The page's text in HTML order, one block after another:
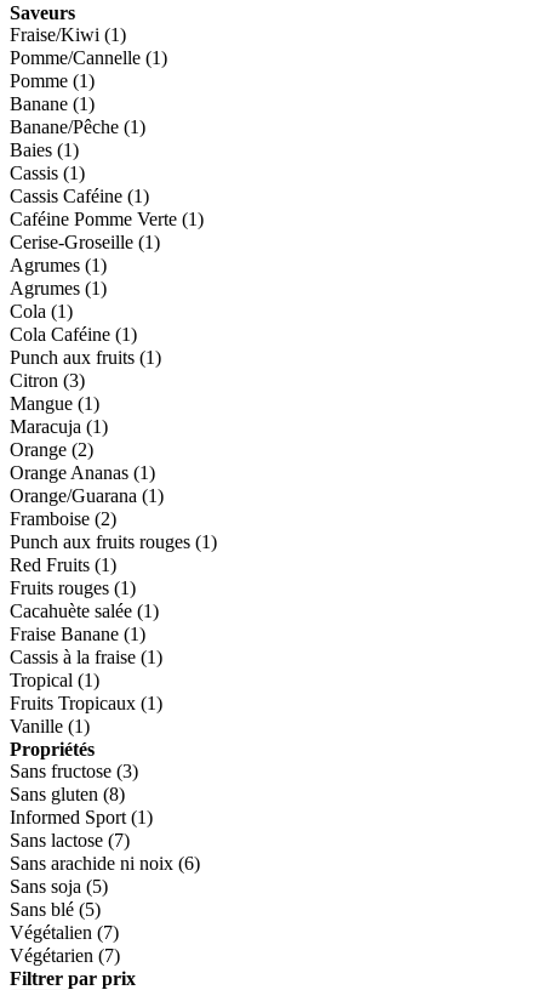
Saveurs
Fraise/Kiwi (1)
Pomme/Cannelle (1)
Pomme (1)
Banane (1)
Banane/Pêche (1)
Baies (1)
Cassis (1)
Cassis Caféine (1)
Caféine Pomme Verte (1)
Cerise-Groseille (1)
Agrumes (1)
Agrumes (1)
Cola (1)
Cola Caféine (1)
Punch aux fruits (1)
Citron (3)
Mangue (1)
Maracuja (1)
Orange (2)
Orange Ananas (1)
Orange/Guarana (1)
Framboise (2)
Punch aux fruits rouges (1)
Red Fruits (1)
Fruits rouges (1)
Cacahuète salée (1)
Fraise Banane (1)
Cassis à la fraise (1)
Tropical (1)
Fruits Tropicaux (1)
Vanille (1)
Propriétés
Sans fructose (3)
Sans gluten (8)
Informed Sport (1)
Sans lactose (7)
Sans arachide ni noix (6)
Sans soja (5)
Sans blé (5)
Végétalien (7)
Végétarien (7)
Filtrer par prix